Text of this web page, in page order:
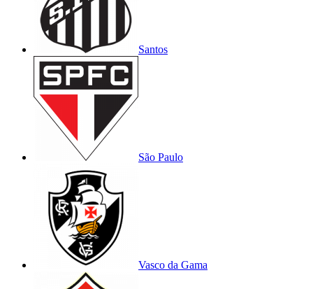
Santos
São Paulo
Vasco da Gama